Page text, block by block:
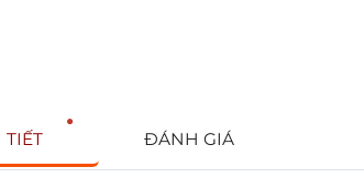
TIẾT ĐÁNH GIÁ